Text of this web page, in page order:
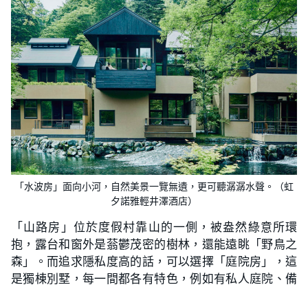
「水波房」面向小河，自然美景一覽無遺，更可聽潺潺水聲。（虹
夕諾雅輕井澤酒店）
「山路房」位於度假村靠山的一側，被盎然綠意所環
抱，露台和窗外是蓊鬱茂密的樹林，還能遠眺「野鳥之
森」。而追求隱私度高的話，可以選擇「庭院房」，這
是獨棟別墅，每一間都各有特色，例如有私人庭院、備